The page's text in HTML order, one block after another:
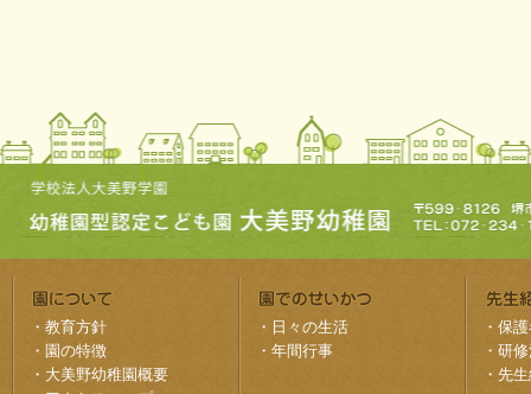
・ 教育方針
・ 園の特徴
・ 大美野幼稚園概要
・ 日々の生活
・ 年間行事
・ 保
・ 研
・ 先